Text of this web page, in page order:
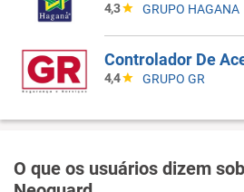
4,3 GRUPO HAGANA
Controlador De
4,4 GRUPO GR
O que os usuários dizem